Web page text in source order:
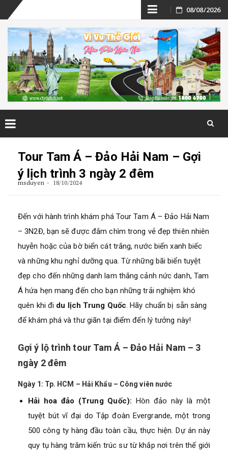
Skip
to
content
08/08/2026
Tour Tam Á – Đảo Hải Nam – Gợi
ý lịch trình 3 ngày 2 đêm
msduyen 18/10/2024
Đến với hành trình khám phá Tour Tam Á – Đảo Hải Nam
– 3N2Đ, bạn sẽ được đắm chìm trong vẻ đẹp thiên nhiên
huyễn hoặc của bờ biển cát trắng, nước biển xanh biếc
và những khu nghỉ dưỡng qua. Từ những bãi biển tuyệt
đẹp cho đến những danh lam thắng cảnh nức danh, Tam
Á hứa hẹn mang đến cho bạn những trải nghiệm khó
quên khi đi du lịch Trung Quốc. Hãy chuẩn bị sẵn sàng
để khám phá và thư giãn tại điểm đến lý tưởng này!
Gợi ý lộ trình tour Tam Á – Đảo Hải Nam – 3
ngày 2 đêm
Ngày 1: Tp. HCM – Hải Khẩu – Công viên nước
Hải hoa đảo (Trung Quốc): Hòn đảo này là một
tuyệt bút vĩ đại do Tập đoàn Evergrande, một trong
500 công ty hàng đầu toàn cầu, thực hiện. Dự án này
quy tụ hàng trăm kiến trúc sư từ khắp nơi trên thế giới